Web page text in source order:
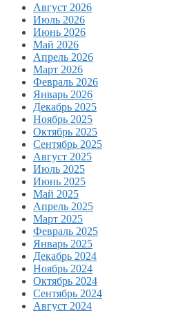
Август 2026
Июль 2026
Июнь 2026
Май 2026
Апрель 2026
Март 2026
Февраль 2026
Январь 2026
Декабрь 2025
Ноябрь 2025
Октябрь 2025
Сентябрь 2025
Август 2025
Июль 2025
Июнь 2025
Май 2025
Апрель 2025
Март 2025
Февраль 2025
Январь 2025
Декабрь 2024
Ноябрь 2024
Октябрь 2024
Сентябрь 2024
Август 2024